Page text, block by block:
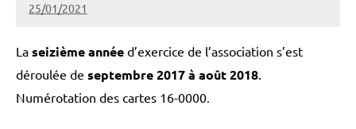
25/01/2021
admin93100
La seizième année d’exercice de l’association s’est
déroulée de septembre 2017 à août 2018
Numérotation des cartes 16-0000